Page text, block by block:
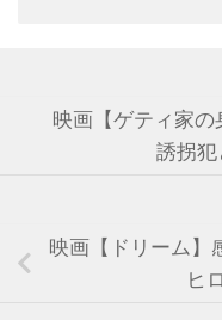
映画【ゲティ家
誘拐犯
映画【ドリーム】
ヒ